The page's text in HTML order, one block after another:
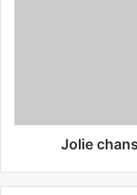
Jolie